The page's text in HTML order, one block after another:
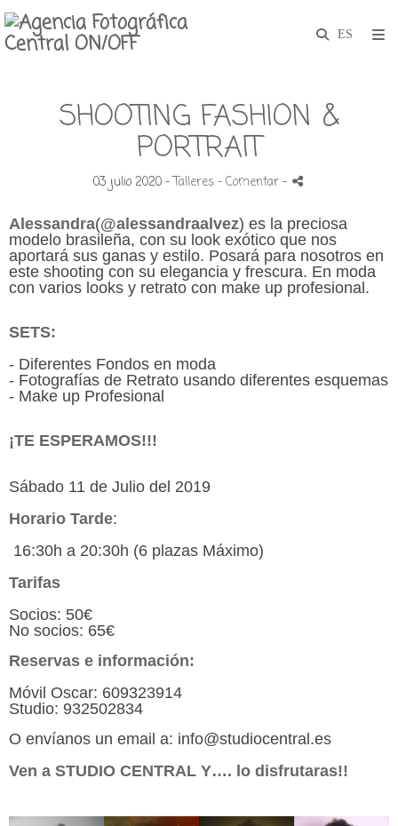
SHOOTING FASHION &
PORTRAIT
03 julio 2020 -Talleres- Comentar-
Alessandra(@alessandraalvez) es la preciosa
modelo brasileña, con su look exótico que nos
aportará sus ganas y estilo. Posará para nosotros en
este shooting con su elegancia y frescura. En moda
con varios looks y retrato con make up profesional .
SETS:
- Diferentes Fondos en moda
- Fotografías de Retrato usando diferentes esquemas
- Make up Profesional
¡TE ESPERAMOS!!!
Sábado 11 de Julio del 2019
Horario Tarde:
16:30h a 20:30h (6 plazas Máximo)
Tarifas
Socios: 50€
No socios: 65€
Reservas e información:
Móvil Oscar: 609323914
Studio: 932502834
O envíanos un email a: info@studiocentral.es
Ven a STUDIO CENTRAL Y…. lo disfrutaras!!